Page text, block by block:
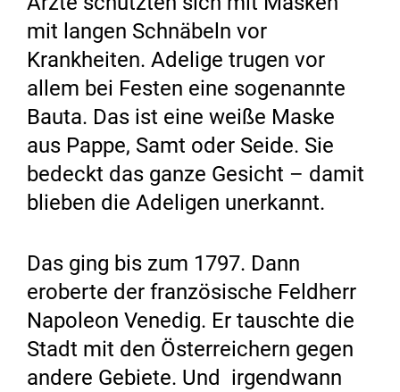
mit langen Schnäbeln vor
Krankheiten. Adelige trugen vor
allem bei Festen eine sogenannte
Bauta. Das ist eine weiße Maske
aus Pappe, Samt oder Seide. Sie
bedeckt das ganze Gesicht – damit
blieben die Adeligen unerkannt.
Das ging bis zum 1797. Dann
eroberte der französische Feldherr
Napoleon Venedig. Er tauschte die
Stadt mit den Österreichern gegen
andere Gebiete. Und irgendwann